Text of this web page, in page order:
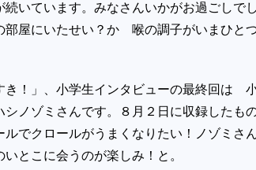
いています。みなさんいかがお過ごしで
部屋にいたせい？か 喉の調子がいまひと
き！」、小学生インタビューの最終回は
ノゾミさんです。８月２日に収録したも
でクロールがうまくなりたい！ノゾミさ
とこに会うのが楽しみ！と。